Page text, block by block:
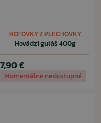
HOTOVKY Z PLECHOVKY
Hovädzí guláš 400g
7,90 €
Momentálne nedostupné